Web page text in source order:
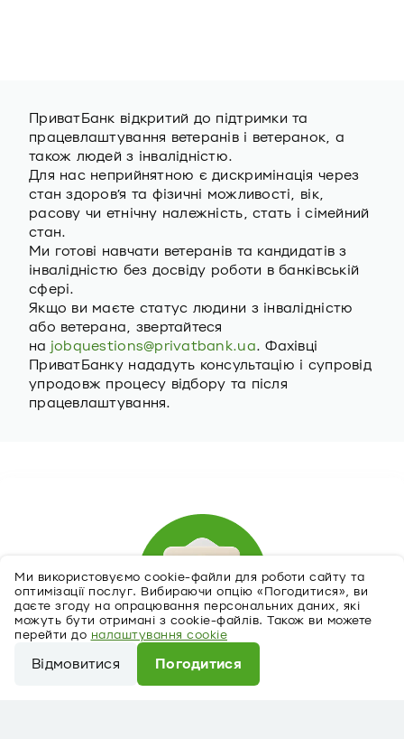
Ми використовуємо cookie-файли для роботи сайту та
оптимізації послуг. Вибираючи опцію «Погодитися», ви
даєте згоду на опрацювання персональних даних, які
можуть бути отримані з cookie-файлів. Також ви можете
перейти до налаштування cookie
Відмовитися
Погодитися
ПриватБанк відкритий до підтримки та
працевлаштування ветеранів i ветеранок, а
також людей з інвалідністю.
Для нас неприйнятною є дискримінація через
стан здоров’я та фізичні можливості, вік,
расову чи етнічну належність, стать і сімейний
стан.
Ми готові навчати ветеранів та кандидатів з
інвалідністю без досвіду роботи в банківській
сфері.
Якщо ви маєте статус людини з інвалідністю
або ветерана, звертайтеся
на jobquestions@privatbank.ua. Фахівці
ПриватБанку нададуть консультацію і супровід
упродовж процесу відбору та після
працевлаштування.
Відгукнутися на вакансію